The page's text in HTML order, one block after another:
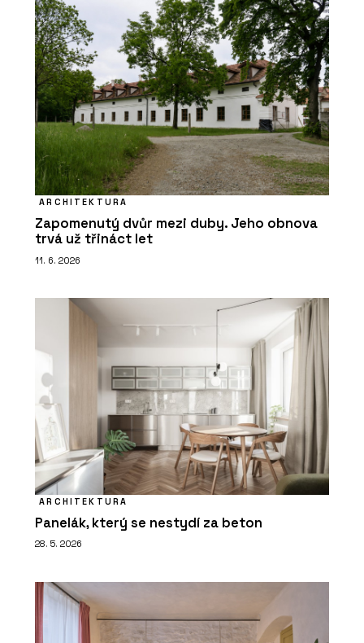
ARCHITEKTURA
Zapomenutý dvůr mezi duby. Jeho obnova
trvá už třináct let
11. 6. 2026
ARCHITEKTURA
Panelák, který se nestydí za beton
28. 5. 2026